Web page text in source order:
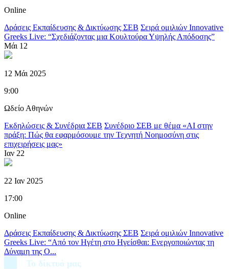
Online
Δράσεις Εκπαίδευσης & Δικτύωσης ΣΕΒ Σειρά ομιλιών Innovative
Greeks Live: “Σχεδιάζοντας μια Κουλτούρα Υψηλής Απόδοσης”
Μάι 12
12 Μάι 2025
9:00
Ωδείο Αθηνών
Εκδηλώσεις & Συνέδρια ΣΕΒ Συνέδριο ΣΕΒ με θέμα «AI στην
πράξη: Πώς θα εφαρμόσουμε την Τεχνητή Νοημοσύνη στις
επιχειρήσεις μας»
Ιαν 22
22 Ιαν 2025
17:00
Online
Δράσεις Εκπαίδευσης & Δικτύωσης ΣΕΒ Σειρά ομιλιών Innovative
Greeks Live: “Από τον Ηγέτη στο Ηγείσθαι: Ενεργοποιώντας τη
Δύναμη της Ο...
Το δίκτυό μας